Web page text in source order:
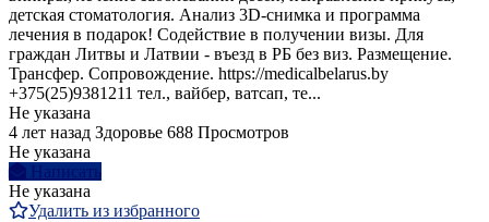
детская стоматология. Анализ 3D-снимка и программа
лечения в подарок! Содействие в получении визы. Для
граждан Литвы и Латвии - въезд в РБ без виз. Размещение.
Трансфер. Сопровождение. https://medicalbelarus.by
+375(25)9381211 тел., вайбер, ватсап, те...
Не указана
4 лет назад Здоровье 688 Просмотров
Не указана
Написать
Не указана
Удалить из избранного